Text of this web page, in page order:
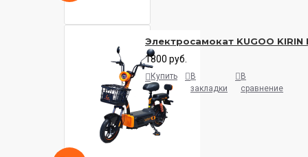
Электросамокат KUGOO KIRIN
1800 руб.
Купить
В
закладки
В
сравнение